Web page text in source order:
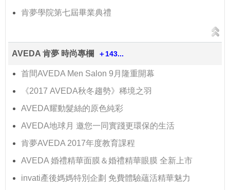
肯夢學院第七屆畢業典禮
AVEDA 肯夢 時尚專欄 ＋143...
首間AVEDA Men Salon 9月隆重開幕
《2017 AVEDA秋冬趨勢》稀境之羽
AVEDA耀動髮絲的原色純彩
AVEDA地球月 邀您一同實踐更環保的生活
肯夢AVEDA 2017年度教育課程
AVEDA 婚禮精華面膜＆婚禮精華眼膜 全新上市
invati產後媽媽特別企劃 免費體驗蘊活精華魅力